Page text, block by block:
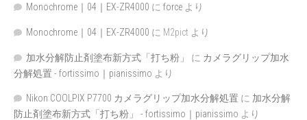
Monochrome｜04｜EX-ZR4000 に force より
Monochrome｜04｜EX-ZR4000 に M2pict より
加水分解防止剤塗布新方式「打ち粉」 に カメラグリップ加水
分解処置 - fortissimo｜pianissimo より
Nikon COOLPIX P7700 カメラグリップ加水分解処置 に 加水分解
防止剤塗布新方式「打ち粉」 - fortissimo｜pianissimo より